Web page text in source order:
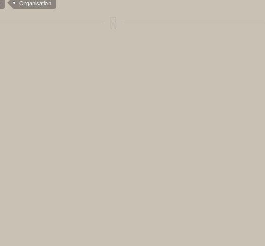
Organisation